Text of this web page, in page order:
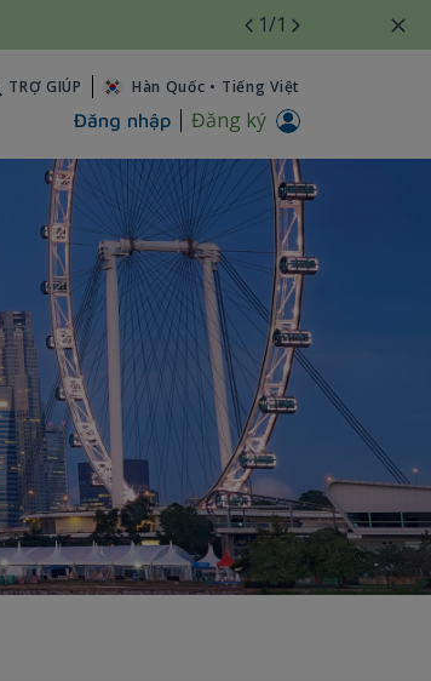
1/1
TRỢ GIÚP Hàn Quốc • Tiếng Việt
Đăng nhập Đăng ký